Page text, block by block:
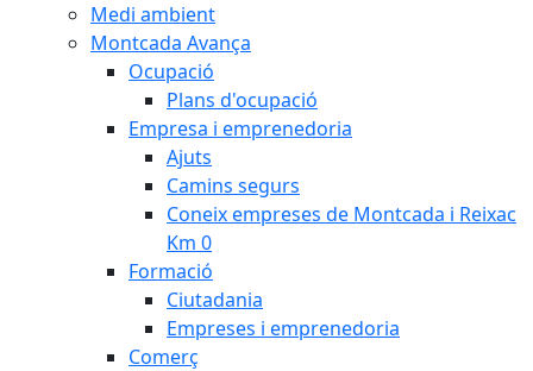
Medi ambient
Montcada Avança
Ocupació
Plans d'ocupació
Empresa i emprenedoria
Ajuts
Camins segurs
Coneix empreses de Montcada i Reixac
Km 0
Formació
Ciutadania
Empreses i emprenedoria
Comerç